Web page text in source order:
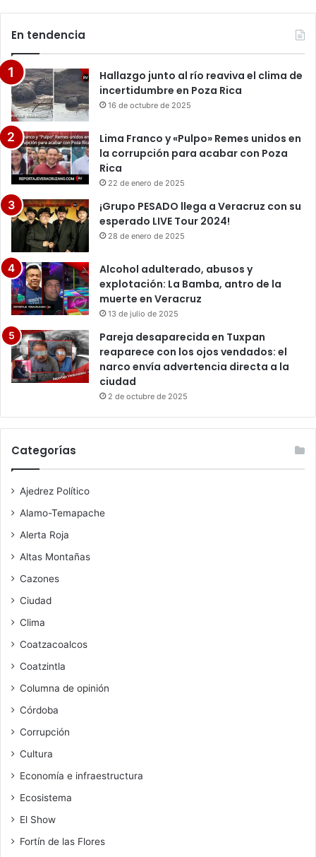
En tendencia
Hallazgo junto al río reaviva el clima de
incertidumbre en Poza Rica
16 de octubre de 2025
Lima Franco y «Pulpo» Remes unidos en
la corrupción para acabar con Poza
Rica
22 de enero de 2025
¡Grupo PESADO llega a Veracruz con su
esperado LIVE Tour 2024!
28 de enero de 2025
Alcohol adulterado, abusos y
explotación: La Bamba, antro de la
muerte en Veracruz
13 de julio de 2025
Pareja desaparecida en Tuxpan
reaparece con los ojos vendados: el
narco envía advertencia directa a la
ciudad
2 de octubre de 2025
Categorías
Ajedrez Político
Alamo-Temapache
Alerta Roja
Altas Montañas
Cazones
Ciudad
Clima
Coatzacoalcos
Coatzintla
Columna de opinión
Córdoba
Corrupción
Cultura
Economía e infraestructura
Ecosistema
El Show
Fortín de las Flores